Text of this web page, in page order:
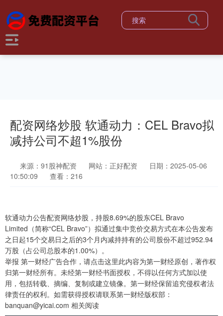
配资网络炒股 软通动力：CEL Bravo拟
减持公司不超1%股份
来源：91股神配资 网站：正好配资
日期：2025-05-06
10:50:09
查看：216
软通动力公告配资网络炒股，持股8.69%的股东CEL Bravo
Limited（简称“CEL Bravo”）拟通过集中竞价交易方式在本公告发布
之日起15个交易日之后的3个月内减持持有的公司股份不超过952.94
万股（占公司总股本的1.00%）。
举报 第一财经广告合作，请点击这里此内容为第一财经原创，著作权
归第一财经所有。未经第一财经书面授权，不得以任何方式加以使
用，包括转载、摘编、复制或建立镜像。第一财经保留追究侵权者法
律责任的权利。如需获得授权请联系第一财经版权部：
banquan@yicai.com 相关阅读